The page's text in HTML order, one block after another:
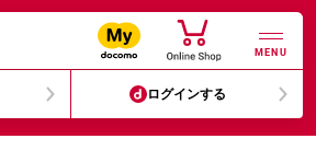
MENU
ログインする